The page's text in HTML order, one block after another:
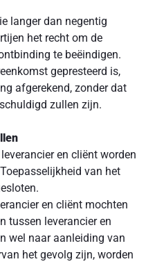
langer dan negentig
het recht om de
te beëindigen.
gepresteerd is,
afgerekend, zonder dat
zullen zijn.
en cliënt worden
van het
en cliënt mochten
tussen leverancier en
wel naar aanleiding van
het gevolg zijn, worden